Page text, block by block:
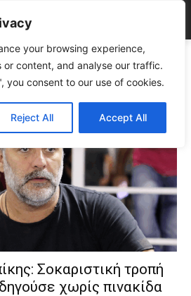
your browsing experience,
or content, and analyse our traffic.
you consent to our use of cookies.
Reject All Accept All
Σοκαριστική τροπή
χωρίς πινακίδα